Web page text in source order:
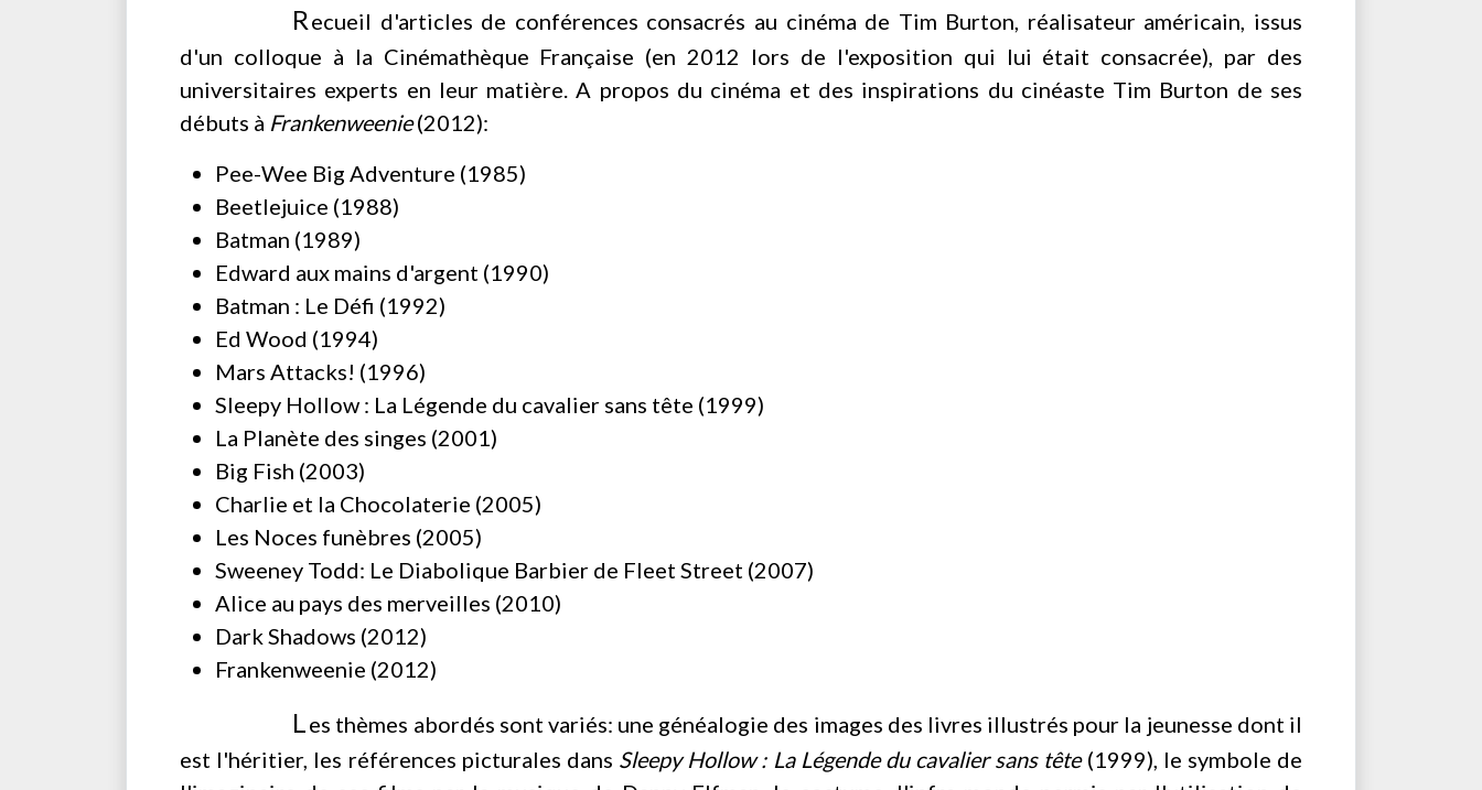
Recueil d'articles de conférences consacrés au cinéma de Tim Burton, réalisateur américain, issus
d'un colloque à la Cinémathèque Française (en 2012 lors de l'exposition qui lui était consacrée), par des
universitaires experts en leur matière. A propos du cinéma et des inspirations du cinéaste Tim Burton de ses
débuts à Frankenweenie(2012):
Pee-Wee Big Adventure (1985)
Beetlejuice (1988)
Batman (1989)
Edward aux mains d'argent (1990)
Batman : Le Défi (1992)
Ed Wood (1994)
Mars Attacks! (1996)
Sleepy Hollow : La Légende du cavalier sans tête (1999)
La Planète des singes (2001)
Big Fish (2003)
Charlie et la Chocolaterie (2005)
Les Noces funèbres (2005)
Sweeney Todd: Le Diabolique Barbier de Fleet Street (2007)
Alice au pays des merveilles (2010)
Dark Shadows (2012)
Frankenweenie (2012)
Les thèmes abordés sont variés: une généalogie des images des livres illustrés pour la jeunesse dont il
est l'héritier, les références picturales dans Sleepy Hollow : La Légende du cavalier sans tête(1999), le symbole de